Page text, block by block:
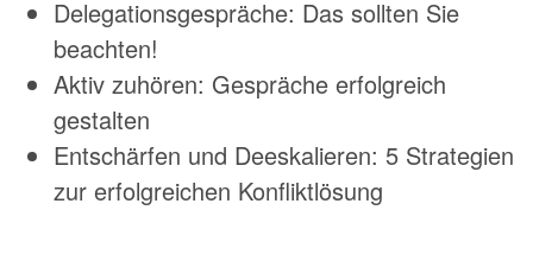
Delegationsgespräche: Das sollten Sie
beachten!
Aktiv zuhören: Gespräche erfolgreich
gestalten
Entschärfen und Deeskalieren: 5 Strategien
zur erfolgreichen Konfliktlösung